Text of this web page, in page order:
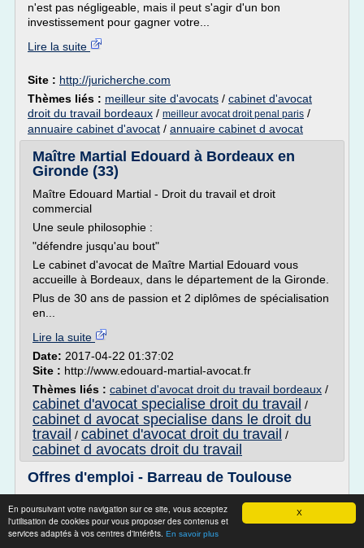
X
En poursuivant votre navigation sur ce site, vous acceptez
l'utilisation de cookies pour vous proposer des contenus et
services adaptés à vos centres d'intérêts. En savoir plus
n'est pas négligeable, mais il peut s'agir d'un bon
investissement pour gagner votre...
Lire la suite
Site : http://juricherche.com
Thèmes liés : meilleur site d'avocats / cabinet d'avocat
droit du travail bordeaux / meilleur avocat droit penal paris /
annuaire cabinet d'avocat / annuaire cabinet d avocat
Maître Martial Edouard à Bordeaux en
Gironde (33)
Maître Edouard Martial - Droit du travail et droit
commercial
Une seule philosophie :
"défendre jusqu'au bout"
Le cabinet d'avocat de Maître Martial Edouard vous
accueille à Bordeaux, dans le département de la Gironde.
Plus de 30 ans de passion et 2 diplômes de spécialisation
en...
Lire la suite
Date: 2017-04-22 01:37:02
Site : http://www.edouard-martial-avocat.fr
Thèmes liés : cabinet d'avocat droit du travail bordeaux /
cabinet d'avocat specialise droit du travail /
cabinet d avocat specialise dans le droit du
travail / cabinet d'avocat droit du travail /
cabinet d avocats droit du travail
Offres d'emploi - Barreau de Toulouse
JUST-RH / SERVICE AVOCAT présent à Toulouse
Mise à disposition d'Assistantes Juridiques (Diplômées
ENADEP) en Temps Partagé (de 7h à 21h hebdomadaires),